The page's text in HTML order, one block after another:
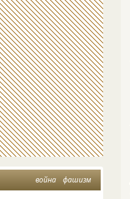
война фашизм